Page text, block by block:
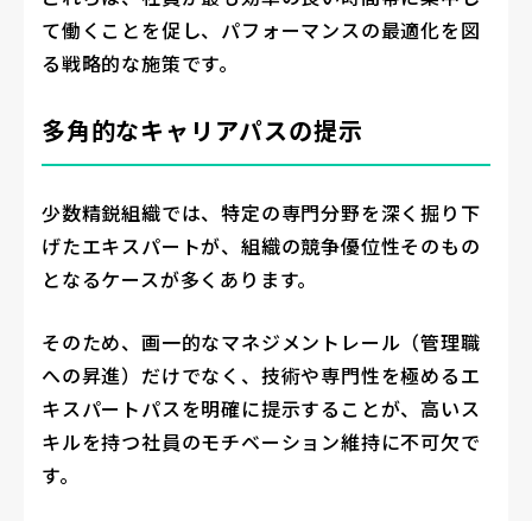
て働くことを促し、パフォーマンスの最適化を図
る戦略的な施策です。
多角的なキャリアパスの提示
少数精鋭組織では、特定の専門分野を深く掘り下
げたエキスパートが、組織の競争優位性そのもの
となるケースが多くあります。
そのため、画一的なマネジメントレール（管理職
への昇進）だけでなく、技術や専門性を極めるエ
キスパートパスを明確に提示することが、高いス
キルを持つ社員のモチベーション維持に不可欠で
す。